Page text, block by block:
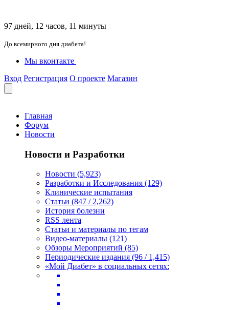
97 дней, 12 часов, 11 минуты
До всемирного дня диабета!
Мы вконтакте
Вход Регистрация О проекте Магазин
Главная
Форум
Новости
Новости и Разработки
Новости (5,923)
Разработки и Исследования (129)
Клинические испытания
Статьи (847 / 2,262)
История болезни
RSS лента
Статьи и материалы по тегам
Видео-материалы (121)
Обзоры Мероприятий (85)
Периодические издания (96 / 1,415)
«Мой Диабет» в социальных сетях: